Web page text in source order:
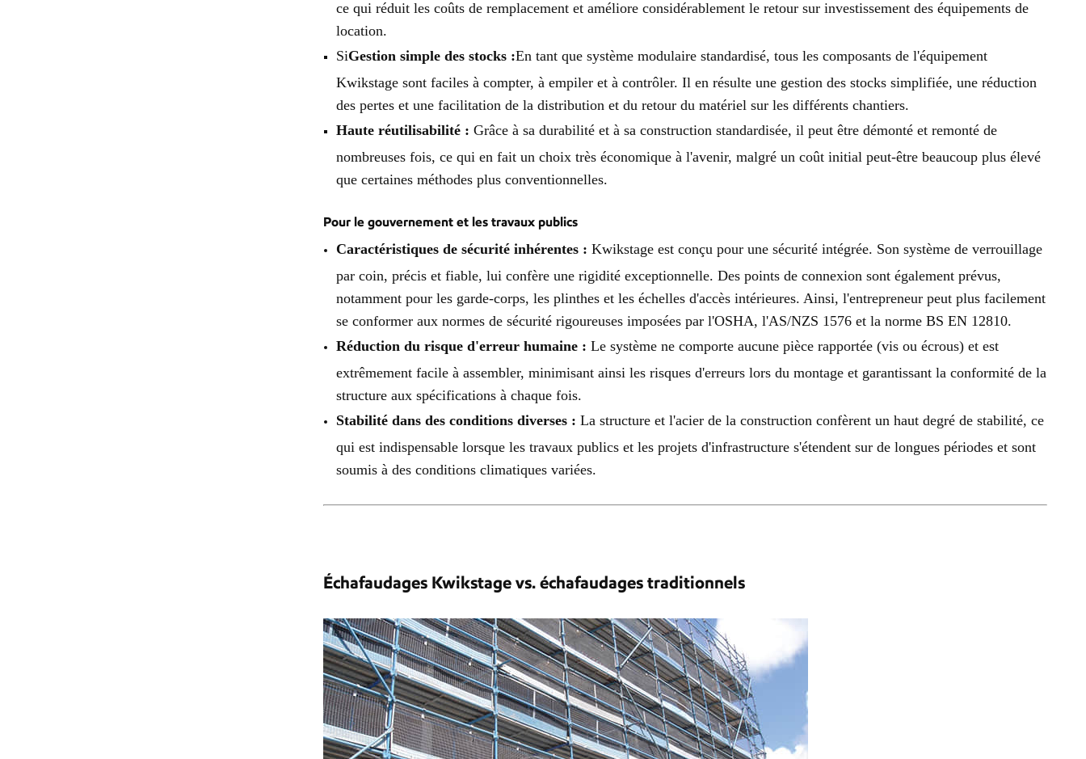
ce qui réduit les coûts de remplacement et améliore considérablement le retour sur investissement des équipements de
location.
SiGestion simple des stocks :En tant que système modulaire standardisé, tous les composants de l'équipement
Kwikstage sont faciles à compter, à empiler et à contrôler. Il en résulte une gestion des stocks simplifiée, une réduction
des pertes et une facilitation de la distribution et du retour du matériel sur les différents chantiers.
Haute réutilisabilité : Grâce à sa durabilité et à sa construction standardisée, il peut être démonté et remonté de
nombreuses fois, ce qui en fait un choix très économique à l'avenir, malgré un coût initial peut-être beaucoup plus élevé
que certaines méthodes plus conventionnelles.
Pour le gouvernement et les travaux publics
Caractéristiques de sécurité inhérentes : Kwikstage est conçu pour une sécurité intégrée. Son système de verrouillage
par coin, précis et fiable, lui confère une rigidité exceptionnelle. Des points de connexion sont également prévus,
notamment pour les garde-corps, les plinthes et les échelles d'accès intérieures. Ainsi, l'entrepreneur peut plus facilement
se conformer aux normes de sécurité rigoureuses imposées par l'OSHA, l'AS/NZS 1576 et la norme BS EN 12810.
Réduction du risque d'erreur humaine : Le système ne comporte aucune pièce rapportée (vis ou écrous) et est
extrêmement facile à assembler, minimisant ainsi les risques d'erreurs lors du montage et garantissant la conformité de la
structure aux spécifications à chaque fois.
Stabilité dans des conditions diverses : La structure et l'acier de la construction confèrent un haut degré de stabilité, ce
qui est indispensable lorsque les travaux publics et les projets d'infrastructure s'étendent sur de longues périodes et sont
soumis à des conditions climatiques variées.
Échafaudages Kwikstage vs. échafaudages traditionnels